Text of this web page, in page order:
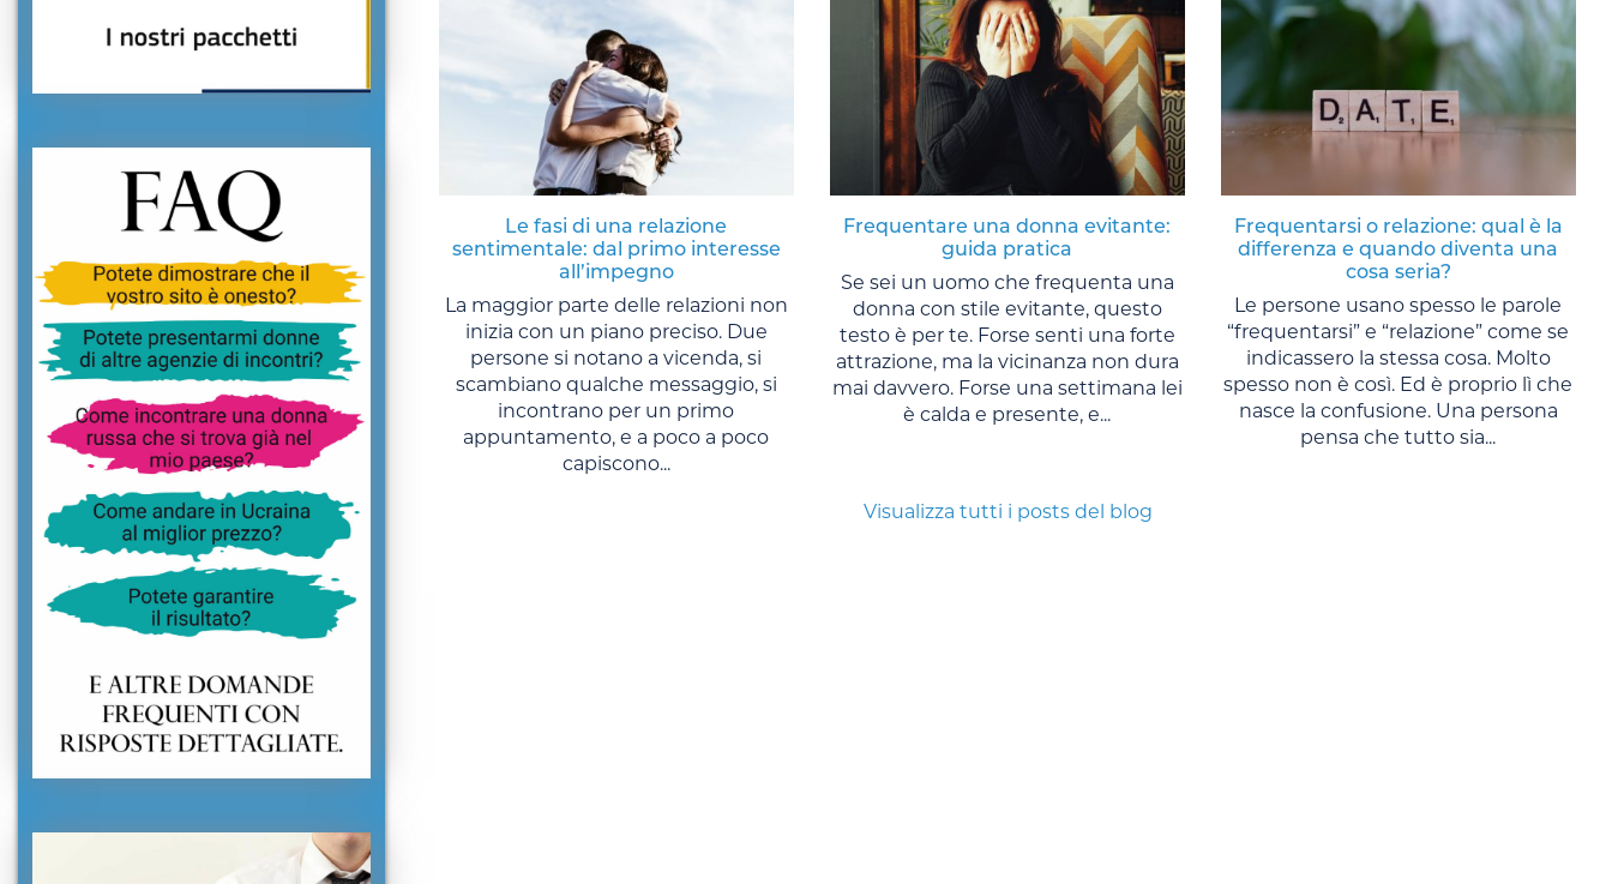
Le fasi di una relazione
sentimentale: dal primo interesse
all’impegno
La maggior parte delle relazioni non
inizia con un piano preciso. Due
persone si notano a vicenda, si
scambiano qualche messaggio, si
incontrano per un primo
appuntamento, e a poco a poco
capiscono...
Frequentare una donna evitante:
guida pratica
Se sei un uomo che frequenta una
donna con stile evitante, questo
testo è per te. Forse senti una forte
attrazione, ma la vicinanza non dura
mai davvero. Forse una settimana lei
è calda e presente, e...
Frequentarsi o relazione: qual è la
differenza e quando diventa una
cosa seria?
Le persone usano spesso le parole
“frequentarsi” e “relazione” come se
indicassero la stessa cosa. Molto
spesso non è così. Ed è proprio lì che
nasce la confusione. Una persona
pensa che tutto sia...
Visualizza tutti i posts del blog